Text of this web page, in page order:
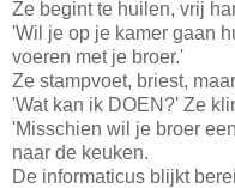
Ze begint te huilen, vrij
'Wil je op je kamer gaan
voeren met je broer.'
Ze stampvoet, briest,
'Wat kan ik DOEN?' Ze
'Misschien wil je broer
naar de keuken.
De informaticus blijkt